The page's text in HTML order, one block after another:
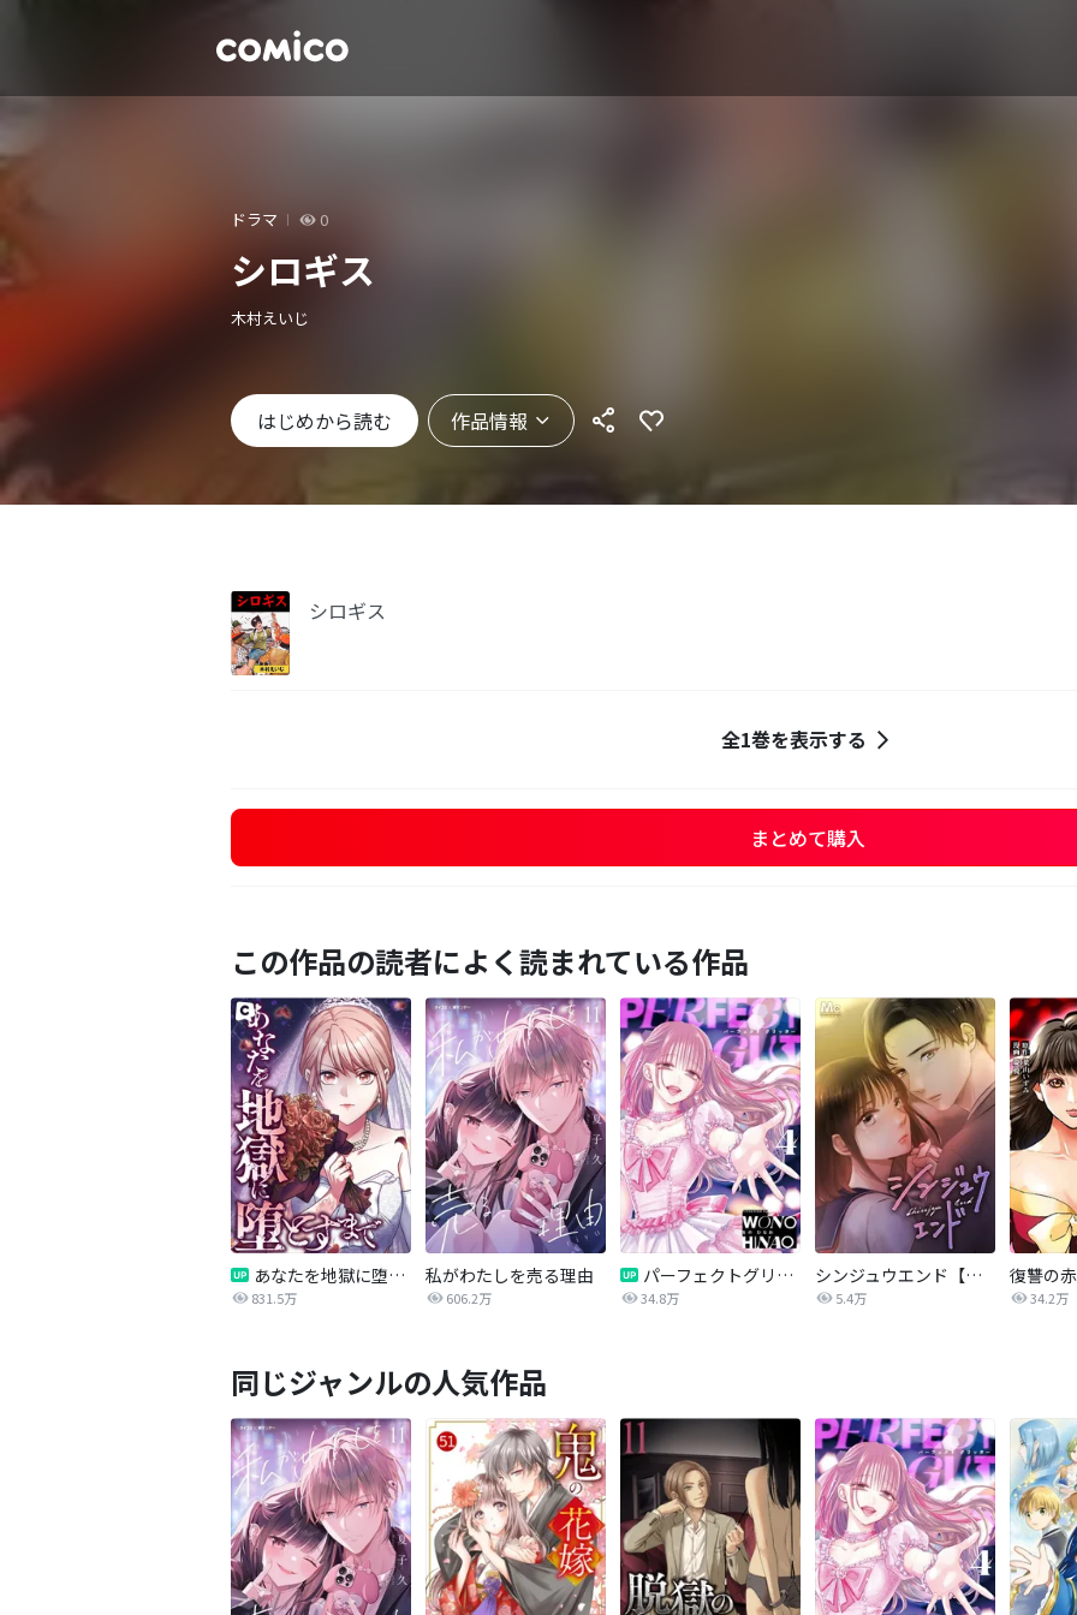
ドラマ 0
シロギス
木村えいじ
はじめから読む 作品情報
シロギス
全1巻を表示する
まとめて購入
この作品の読者によく読まれている作品
あなたを地獄に堕とすまで
831.5万
私がわたしを売る理由
606.2万
パーフェクトグリッター
34.8万
シンジュウエンド【タテヨミ】
5.4万 34.2万
同じジャンルの人気作品